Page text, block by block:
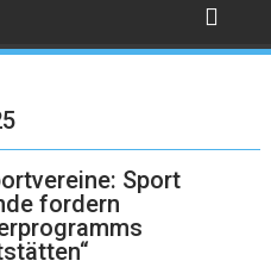
Sport
fordern